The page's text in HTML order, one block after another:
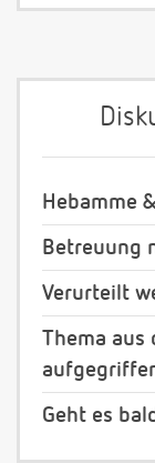
Hebamme
Betreuung
Verurteilt
Thema aus
Geht es